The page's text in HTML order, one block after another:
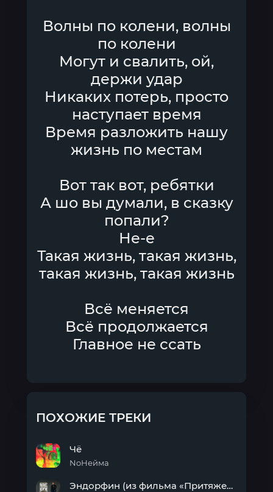
Волны по колени, волны
по колени
Могут и свалить, ой,
держи удар
Никаких потерь, просто
наступает время
Время разложить нашу
жизнь по местам
Вот так вот, ребятки
А шо вы думали, в сказку
попали?
Не-е
Такая жизнь, такая жизнь,
такая жизнь, такая жизнь
Всё меняется
Всё продолжается
Главное не ссать
ПОХОЖИЕ ТРЕКИ
Чё
NoНейма
Эндорфин (из фильма «Притяжение»)